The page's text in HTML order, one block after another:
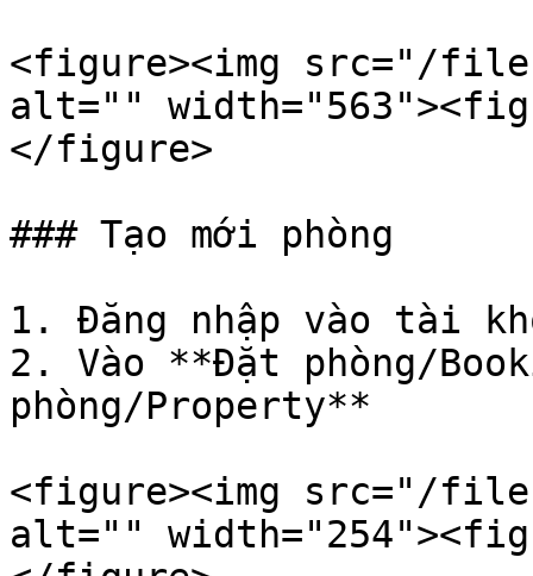
<figure><img src="/
alt=""
</figure>
### Tạo mới phòng
1. Đăng nhập vào tài
2. Vào **Đặt phòng/
phòng/Property**
<figure><img src="/files/
alt=""